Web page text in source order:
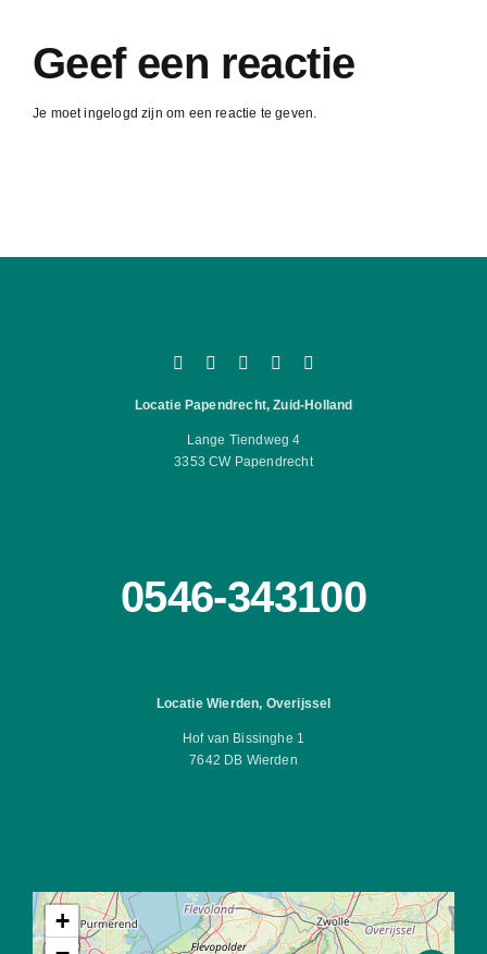
Geef een reactie
Je moet ingelogd zijn om een reactie te geven.
Locatie Papendrecht, Zuid-Holland
Lange Tiendweg 4
3353 CW Papendrecht
0546-343100
Locatie Wierden, Overijssel
Hof van Bissinghe 1
7642 DB Wierden
+